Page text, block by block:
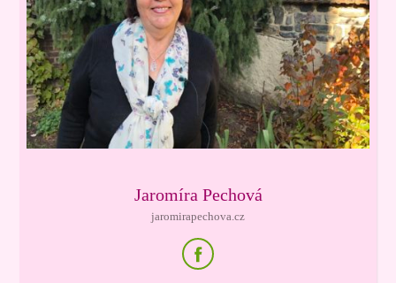
Jaromíra Pechová
jaromirapechova.cz